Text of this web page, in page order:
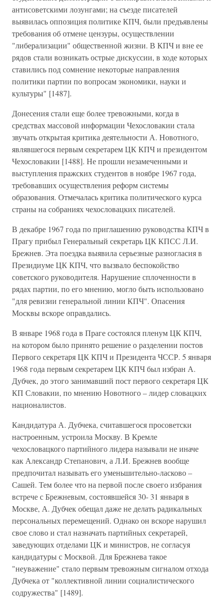
антисоветскими лозунгами; на съезде писателей
выявилась оппозиция политике КПЧ, были предъявлены
требования об отмене цензуры, осуществлении
"либерализации" общественной жизни. В КПЧ и вне ее
рядов стали возникать острые дискуссии, в ходе которых
ставились под сомнение некоторые направления
политики партии по вопросам экономики, науки и
культуры" [1487].
Донесения стали еще более тревожными, когда в
средствах массовой информации Чехословакии стала
звучать открытая критика деятельности А. Новотного,
являвшегося первым секретарем ЦК КПЧ и президентом
Чехословакии [1488]. Не прошли незамеченными и
выступления пражских студентов в ноябре 1967 года,
требовавших осуществления реформ системы
образования. Отмечалась критика политического курса
страны на собраниях чехословацких писателей.
В декабре 1967 года по приглашению руководства КПЧ в
Прагу прибыл Генеральный секретарь ЦК КПСС Л.И.
Брежнев. Эта поездка выявила серьезные разногласия в
Президиуме ЦК КПЧ, что вызвало беспокойство
советского руководителя. Нарушение сплоченности в
рядах партии, по его мнению, могло быть использовано
"для ревизии генеральной линии КПЧ". Опасения
Москвы вскоре оправдались.
В январе 1968 года в Праге состоялся пленум ЦК КПЧ,
на котором было принято решение о разделении постов
Первого секретаря ЦК КПЧ и Президента ЧССР. 5 января
1968 года первым секретарем ЦК КПЧ был избран А.
Дубчек, до этого занимавший пост первого секретаря ЦК
КП Словакии, по мнению Новотного – лидер словацких
националистов.
Кандидатура А. Дубчека, считавшегося просоветски
настроенным, устроила Москву. В Кремле
чехословацкого партийного лидера называли не иначе
как Александр Степанович, а Л.И. Брежнев вообще
предпочитал называть его уменьшительно-ласково –
Сашей. Тем более что на первой после своего избрания
встрече с Брежневым, состоявшейся 30- 31 января в
Москве, А. Дубчек обещал даже не делать радикальных
персональных перемещений. Однако он вскоре нарушил
свое слово и стал назначать партийных секретарей,
заведующих отделами ЦК и министров, не согласуя
кандидатуры с Москвой. Для Брежнева такое
"неуважение" стало первым тревожным сигналом отхода
Дубчека от "коллективной линии социалистического
содружества" [1489].